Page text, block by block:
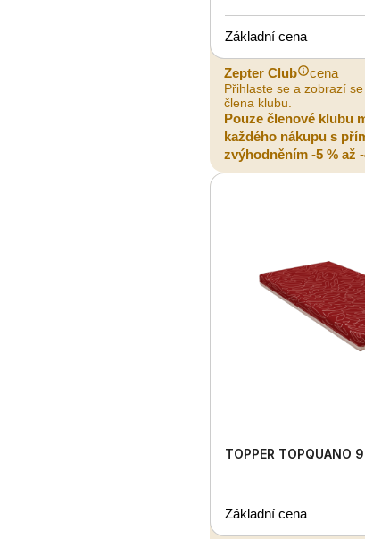
Základní cena
Zepter Club cena
Přihlaste se a zobrazí
člena klubu.
Pouze členové klubu
každého nákupu s
zvýhodněním -5 % až
TOPPER TOPQUANO
Základní cena